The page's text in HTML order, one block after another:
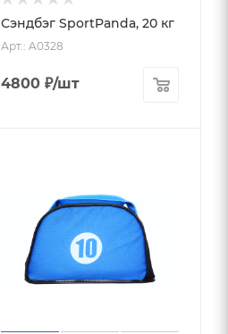
Сэндбэг SportPanda, 20 кг
Арт.: A0328
4800₽/шт